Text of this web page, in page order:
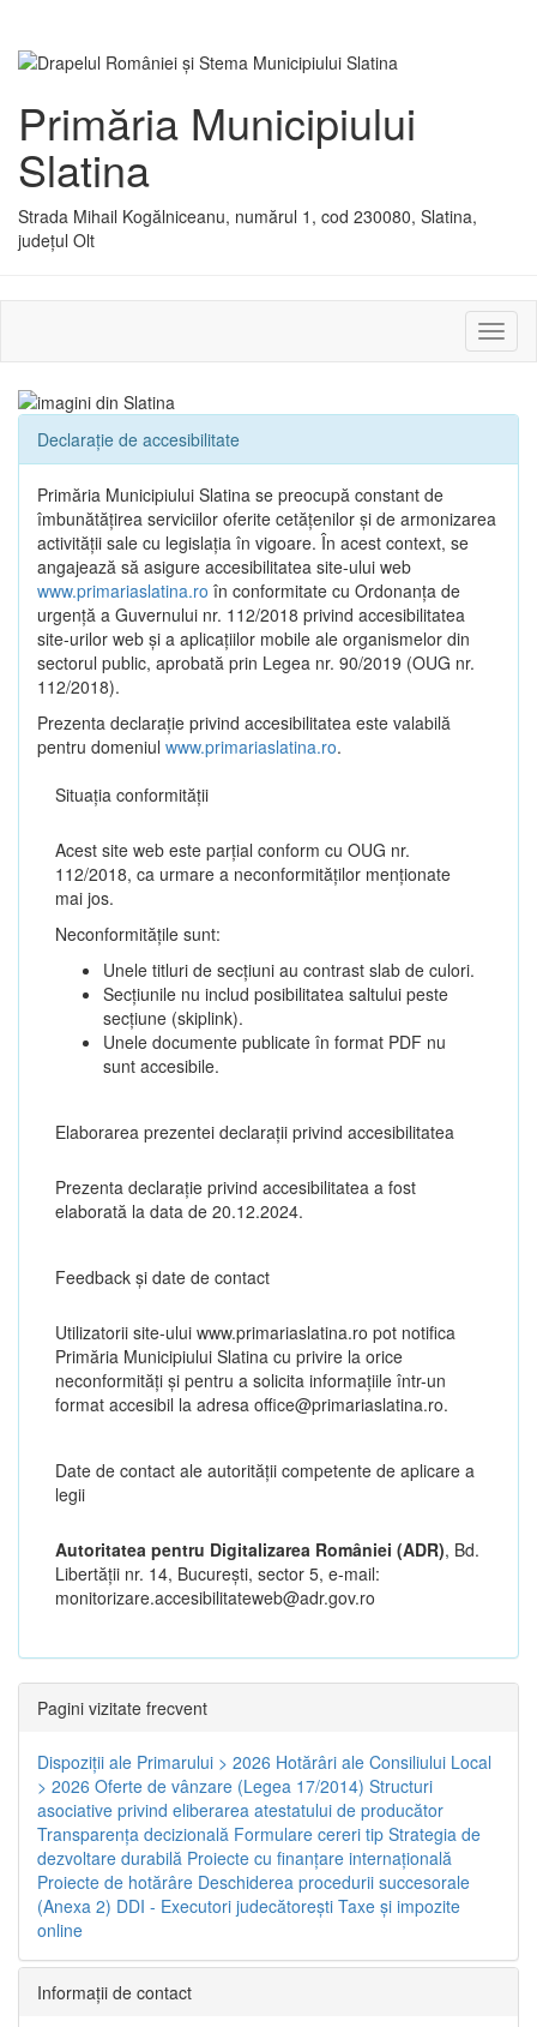
Primăria Municipiului
Slatina
Strada Mihail Kogălniceanu, numărul 1, cod 230080, Slatina,
județul Olt
sau
Declarație de accesibilitate
Primăria Municipiului Slatina se preocupă constant de
îmbunătățirea serviciilor oferite cetățenilor și de armonizarea
activității sale cu legislația în vigoare. În acest context, se
angajează să asigure accesibilitatea site-ului web
www.primariaslatina.ro în conformitate cu Ordonanța de
urgență a Guvernului nr. 112/2018 privind accesibilitatea
site-urilor web și a aplicațiilor mobile ale organismelor din
sectorul public, aprobată prin Legea nr. 90/2019 (OUG nr.
112/2018).
Prezenta declarație privind accesibilitatea este valabilă
pentru domeniul www.primariaslatina.ro.
Situația conformității
Acest site web este parțial conform cu OUG nr.
112/2018, ca urmare a neconformităților menționate
mai jos.
Neconformitățile sunt:
Unele titluri de secțiuni au contrast slab de culori.
Secțiunile nu includ posibilitatea saltului peste
secțiune (skiplink).
Unele documente publicate în format PDF nu
sunt accesibile.
Elaborarea prezentei declarații privind accesibilitatea
Prezenta declarație privind accesibilitatea a fost
elaborată la data de 20.12.2024.
Feedback și date de contact
Utilizatorii site-ului www.primariaslatina.ro pot notifica
Primăria Municipiului Slatina cu privire la orice
neconformități și pentru a solicita informațiile într-un
format accesibil la adresa office@primariaslatina.ro.
Date de contact ale autorităţii competente de aplicare a
legii
Autoritatea pentru Digitalizarea României (ADR), Bd.
Libertăţii nr. 14, Bucureşti, sector 5, e-mail:
monitorizare.accesibilitateweb@adr.gov.ro
Pagini vizitate frecvent
Dispoziţii ale Primarului > 2026 Hotărâri ale Consiliului Local
> 2026 Oferte de vânzare (Legea 17/2014) Structuri
asociative privind eliberarea atestatului de producător
Transparenţa decizională Formulare cereri tip Strategia de
dezvoltare durabilă Proiecte cu finanţare internaţională
Proiecte de hotărâre Deschiderea procedurii succesorale
(Anexa 2) DDI - Executori judecătorești Taxe şi impozite
online
Informaţii de contact